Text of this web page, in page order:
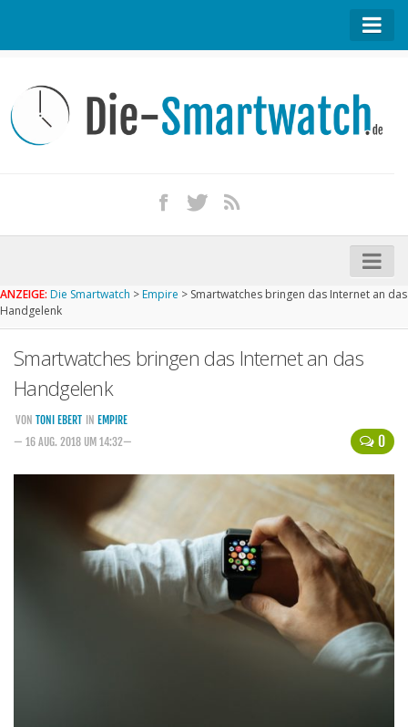
Kontakt / Tipp geben
Impressum
iPhone kaufen
Startseite
Kommende Smartwatches
Marken und Modelle
Handytarife
BASE
Smartphonetarife
Datentarife
Smartphonetarife
ANZEIGE: Die Smartwatch >Empire > Smartwatches bringen das Internet an das
Handgelenk
Smartwatches bringen das Internet an das
Handgelenk
0
VON TONI EBERT IN EMPIRE
— 16 AUG. 2018 UM 14:32—